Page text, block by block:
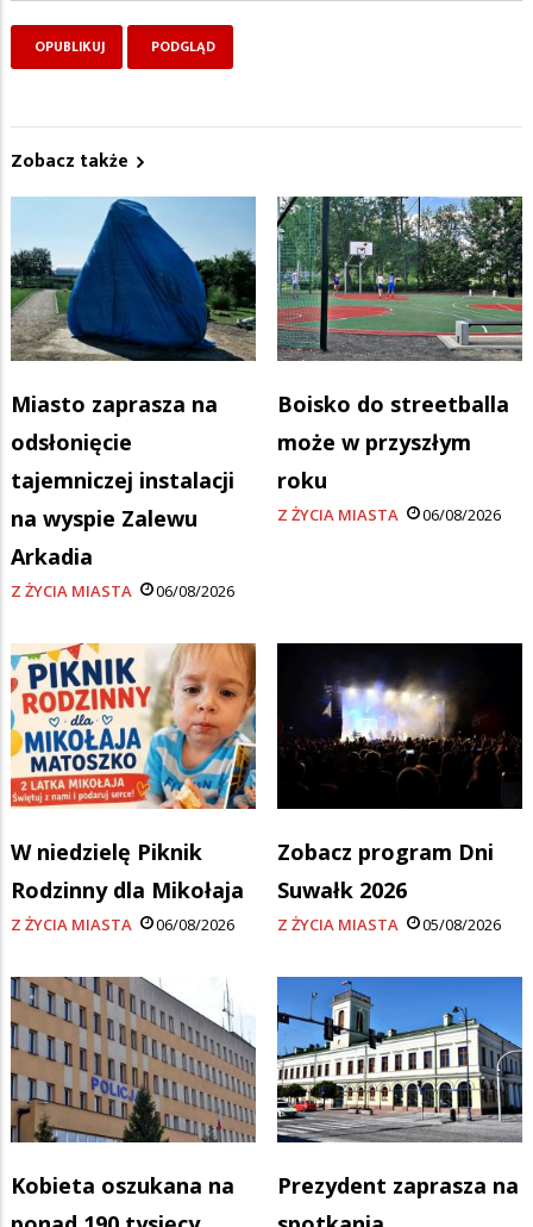
Zobacz także
Miasto zaprasza na
odsłonięcie
tajemniczej instalacji
na wyspie Zalewu
Arkadia
Z ŻYCIA MIASTA 06/08/2026
Boisko do streetballa
może w przyszłym
roku
Z ŻYCIA MIASTA 06/08/2026
W niedzielę Piknik
Rodzinny dla Mikołaja
Z ŻYCIA MIASTA 06/08/2026
Zobacz program Dni
Suwałk 2026
Z ŻYCIA MIASTA 05/08/2026
Kobieta oszukana na
Prezydent zaprasza na